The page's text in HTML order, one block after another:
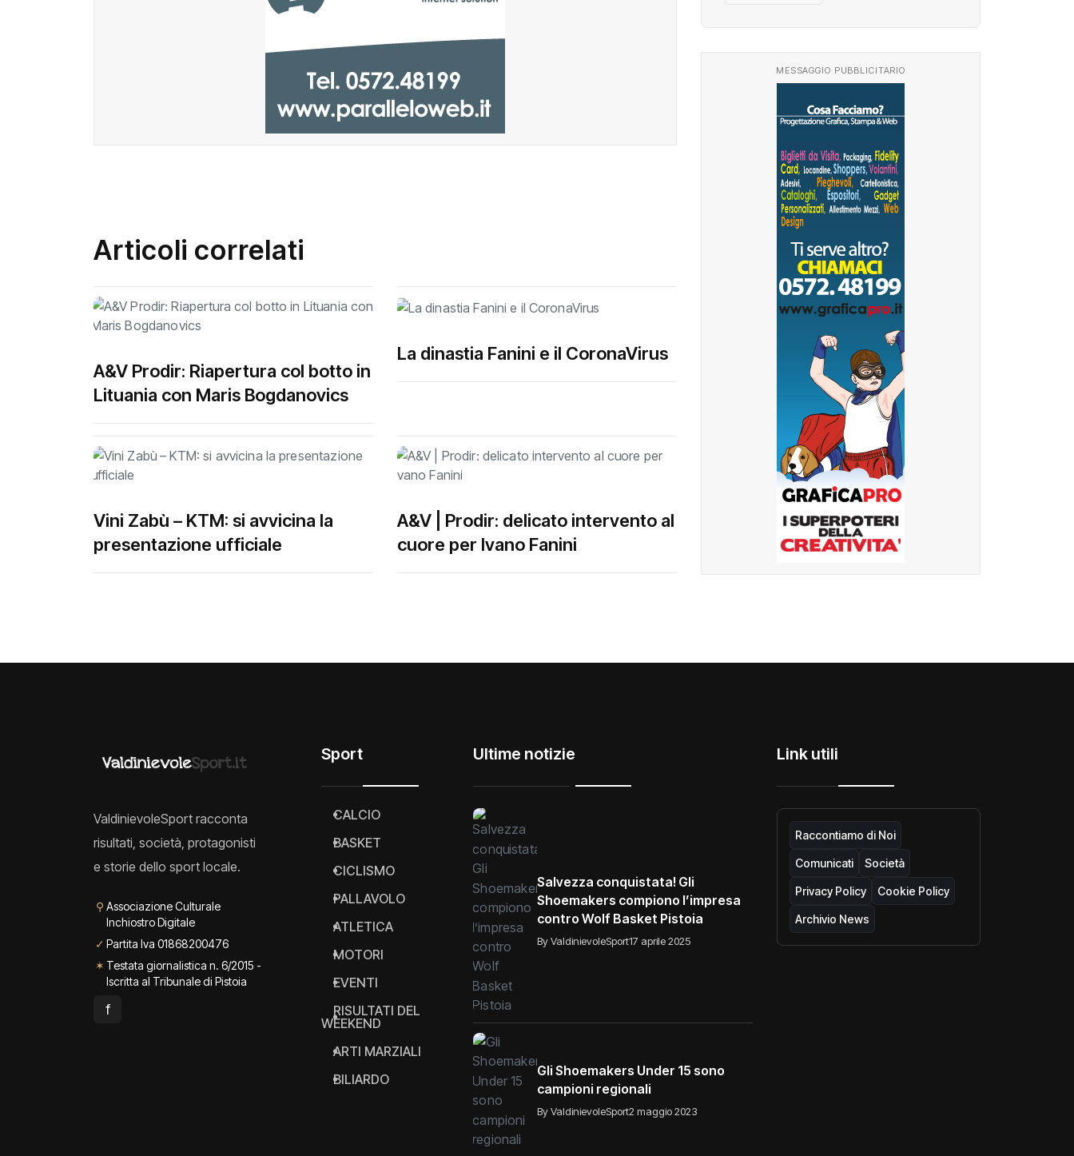
Articoli correlati
A&V Prodir: Riapertura col botto in
Lituania con Maris Bogdanovics
La dinastia Fanini e il CoronaVirus
Vini Zabù – KTM: si avvicina la
presentazione ufficiale
A&V | Prodir: delicato intervento al
cuore per Ivano Fanini
MESSAGGIO PUBBLICITARIO
ValdinievoleSport racconta
risultati, società, protagonisti
e storie dello sport locale.
⚲ Associazione Culturale
Inchiostro Digitale
✓ Partita Iva 01868200476
✶ Testata giornalistica n. 6/2015 -
Iscritta al Tribunale di Pistoia
f
Sport
CALCIO
BASKET
CICLISMO
PALLAVOLO
ATLETICA
MOTORI
EVENTI
RISULTATI DEL
WEEKEND
ARTI MARZIALI
BILIARDO
Ultime notizie
Salvezza conquistata! Gli
Shoemakers compiono l’impresa
contro Wolf Basket Pistoia
By ValdinievoleSport17 aprile 2025
Gli Shoemakers Under 15 sono
campioni regionali
By ValdinievoleSport2 maggio 2023
Link utili
Raccontiamo di Noi
Comunicati Società
Privacy Policy Cookie Policy
Archivio News